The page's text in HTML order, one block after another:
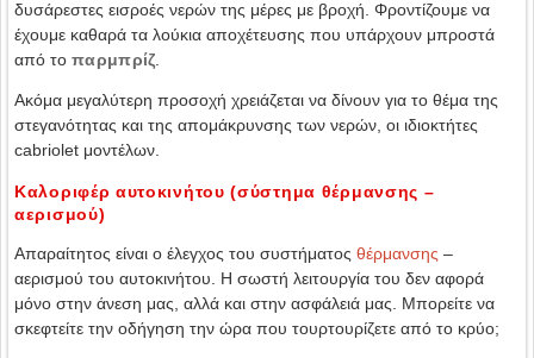
δυσάρεστες εισροές νερών της μέρες με βροχή. Φροντίζουμε να
έχουμε καθαρά τα λούκια αποχέτευσης που υπάρχουν μπροστά
από το παρμπρίζ
Ακόμα μεγαλύτερη προσοχή χρειάζεται να δίνουν για το θέμα της
στεγανότητας και της απομάκρυνσης των νερών, οι ιδιοκτήτες
cabriolet μοντέλων.
Καλοριφέρ αυτοκινήτου (σύστημα θέρμανσης –
αερισμού)
Απαραίτητος είναι ο έλεγχος του συστήματος θέρμανσης –
αερισμού του αυτοκινήτου. Η σωστή λειτουργία του δεν αφορά
μόνο στην άνεση μας, αλλά και στην ασφάλειά μας. Μπορείτε να
σκεφτείτε την οδήγηση την ώρα που τουρτουρίζετε από το κρύο;